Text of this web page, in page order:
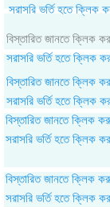
সরাসরি ভর্তি হতে ক্লিক
বিস্তারিত জানতে ক্লিক
সরাসরি ভর্তি হতে ক্লিক
বিস্তারিত জানতে ক্লিক
সরাসরি ভর্তি হতে ক্লিক
বিস্তারিত জানতে ক্লিক
সরাসরি ভর্তি হতে ক্লিক
বিস্তারিত জানতে ক্লিক
সরাসরি ভর্তি হতে ক্লিক